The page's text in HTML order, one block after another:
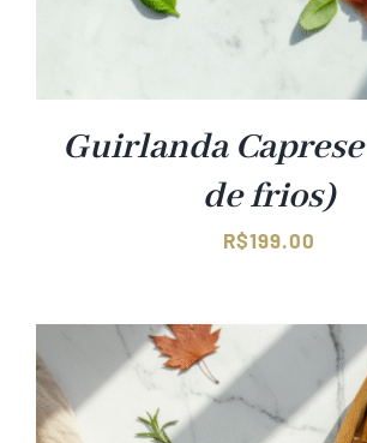
Guirlanda
de frios)
R$199.00